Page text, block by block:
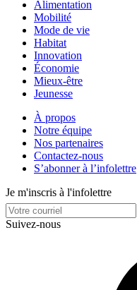
Alimentation
Mobilité
Mode de vie
Habitat
Innovation
Économie
Mieux-être
Jeunesse
À propos
Notre équipe
Nos partenaires
Contactez-nous
S’abonner à l’infolettre
Je m'inscris à l'infolettre
Suivez-nous